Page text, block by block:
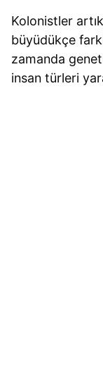
Kolonistler
büyüdükçe
zamanda
insan türleri